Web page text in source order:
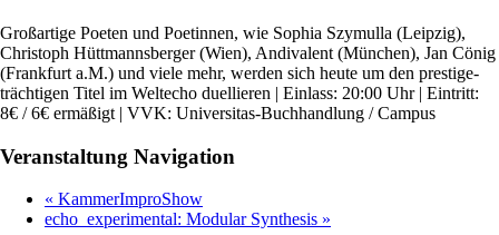
Großartige Poeten und Poetinnen, wie Sophia Szymulla (Leipzig),
Christoph Hüttmannsberger (Wien), Andivalent (München), Jan Cönig
(Frankfurt a.M.) und viele mehr, werden sich heute um den prestige-
trächtigen Titel im Weltecho duellieren | Einlass: 20:00 Uhr | Eintritt:
8€ / 6€ ermäßigt | VVK: Universitas-Buchhandlung / Campus
Veranstaltung Navigation
« KammerImproShow
echo_experimental: Modular Synthesis »